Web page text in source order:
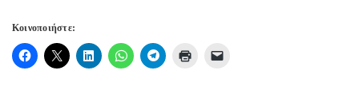
Κοινοποιήστε: